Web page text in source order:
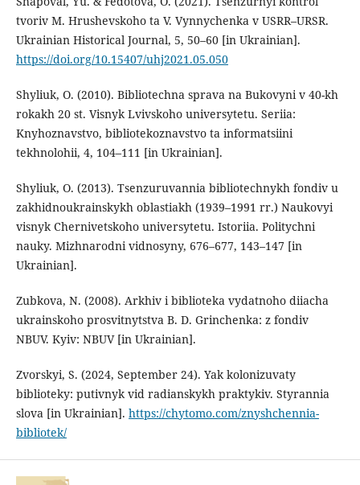
tvoriv M. Hrushevskoho ta V. Vynnychenka v USRR–URSR.
Ukrainian Historical Journal, 5, 50–60 [in Ukrainian].
https://doi.org/10.15407/uhj2021.05.050
Shyliuk, O. (2010). Bibliotechna sprava na Bukovyni v 40-kh
rokakh 20 st. Visnyk Lvivskoho universytetu. Seriia:
Knyhoznavstvo, bibliotekoznavstvo ta informatsiini
tekhnolohii, 4, 104–111 [in Ukrainian].
Shyliuk, O. (2013). Tsenzuruvannia bibliotechnykh fondiv u
zakhidnoukrainskykh oblastiakh (1939–1991 rr.) Naukovyi
visnyk Chernivetskoho universytetu. Istoriia. Politychni
nauky. Mizhnarodni vidnosyny, 676–677, 143–147 [in
Ukrainian].
Zubkova, N. (2008). Arkhiv i biblioteka vydatnoho diiacha
ukrainskoho prosvitnytstva B. D. Grinchenka: z fondiv
NBUV. Kyiv: NBUV [in Ukrainian].
Zvorskyi, S. (2024, September 24). Yak kolonizuvaty
biblioteky: putivnyk vid radianskykh praktykiv. Styrannia
slova [in Ukrainian]. https://chytomo.com/znyshchennia-
bibliotek/